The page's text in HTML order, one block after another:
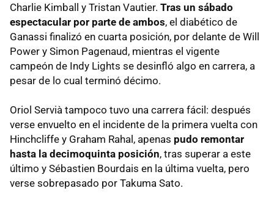
Charlie Kimball y Tristan Vautier. Tras un sábado
espectacular por parte de ambos, el diabético de
Ganassi finalizó en cuarta posición, por delante de Will
Power y Simon Pagenaud, mientras el vigente
campeón de Indy Lights se desinfló algo en carrera, a
pesar de lo cual terminó décimo.
Oriol Servià tampoco tuvo una carrera fácil: después
verse envuelto en el incidente de la primera vuelta con
Hinchcliffe y Graham Rahal, apenas pudo remontar
hasta la decimoquinta posición, tras superar a este
último y Sébastien Bourdais en la última vuelta, pero
verse sobrepasado por Takuma Sato.